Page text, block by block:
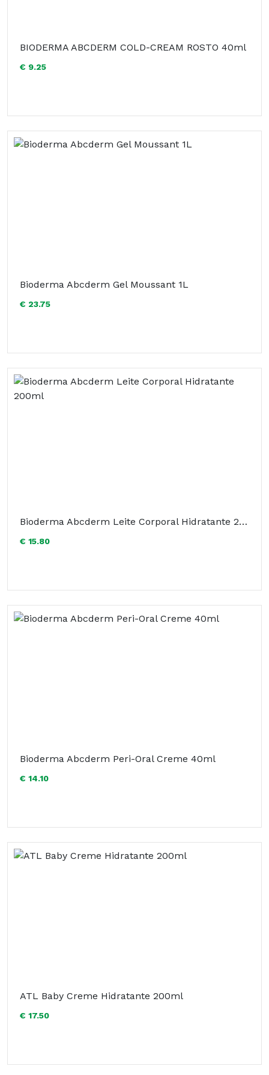
BIODERMA ABCDERM COLD-CREAM ROSTO 40ml
€ 9.25
Bioderma Abcderm Gel Moussant 1L
€ 23.75
Bioderma Abcderm Leite Corporal Hidratante 200ml
€ 15.80
Bioderma Abcderm Peri-Oral Creme 40ml
€ 14.10
ATL Baby Creme Hidratante 200ml
€ 17.50